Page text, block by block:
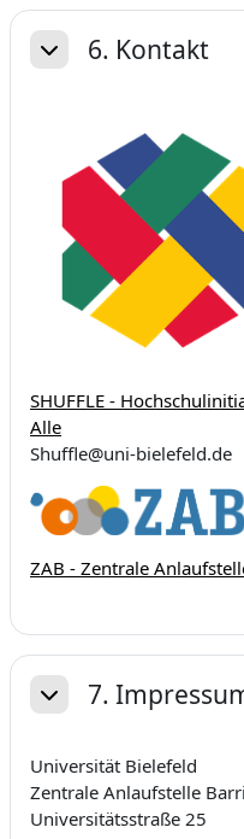
Einklappen6. Kontakt
SHUFFLE -
Alle
Shuffle@uni-bielefeld.de
ZAB - Zentrale
Einklappen
7.
Universität Bielefeld
Zentrale Anlaufstelle
Universitätsstraße 25